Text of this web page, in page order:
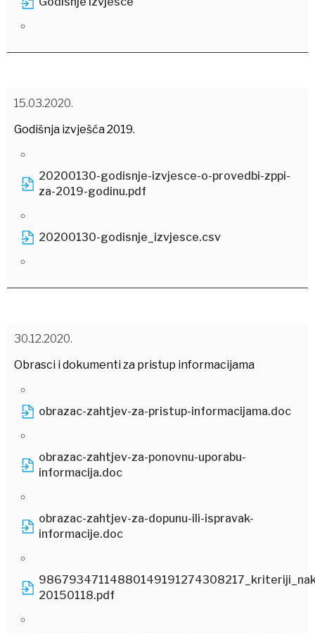
15.03.2020.
Godišnja izvješća 2019.
20200130-godisnje-izvjesce-o-provedbi-zppi-
za-2019-godinu.pdf
20200130-godisnje_izvjesce.csv
30.12.2020.
Obrasci i dokumenti za pristup informacijama
obrazac-zahtjev-za-pristup-informacijama.doc
obrazac-zahtjev-za-ponovnu-uporabu-
informacija.doc
obrazac-zahtjev-za-dopunu-ili-ispravak-
informacije.doc
20150118.pdf